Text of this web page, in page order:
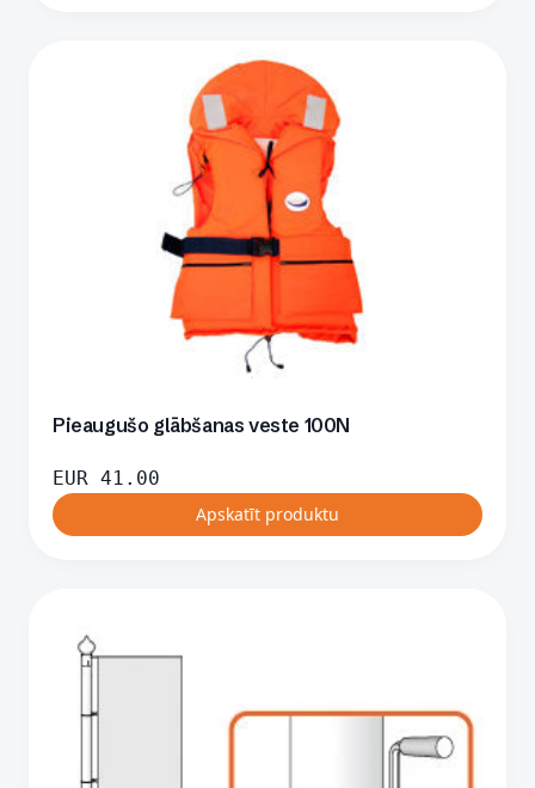
Pieaugušo glābšanas veste 100N
EUR 41.00
Apskatīt produktu